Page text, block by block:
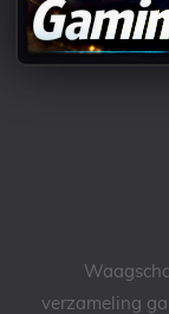
verzameling